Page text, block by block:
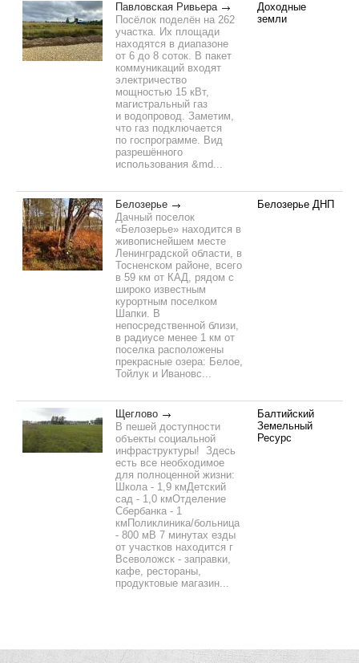
Павловская Ривьера
Посёлок поделён на 262
участка. Их площади
находятся в диапазоне
от 6 до 8 соток. В пакет
коммуникаций входят
электричество
мощностью 15 кВт,
магистральный газ
и водопровод. Заметим,
что газ подключается
по госпрограмме. Вид
разрешённого
использования &md...
Доходные
земли
Белозерье
Дачный поселок
«Белозерье» находится в
живописнейшем месте
Ленинградской области, в
Тосненском районе, всего
в 59 км от КАД, рядом с
широко известным
курортным поселком
Шапки. В
непосредственной близи,
в радиусе менее 1 км от
поселка расположены
прекрасные озера: Белое,
Тойлук и Ивановс...
Белозерье ДНП
Щеглово
В пешей доступности
объекты социальной
инфраструктуры! Здесь
есть все необходимое
для полноценной жизни:
Школа - 1,9 кмДетский
сад - 1,0 кмОтделение
Сбербанка - 1
кмПоликлиника/больница
- 800 мВ 7 минутах езды
от участков находится г
Всеволожск - заправки,
кафе, рестораны,
продуктовые магазин...
Балтийский
Земельный
Ресурс